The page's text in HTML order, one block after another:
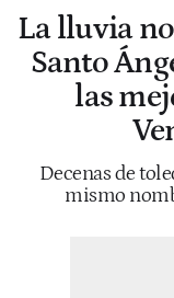
La lluvia
Santo
las
Decenas de
mismo